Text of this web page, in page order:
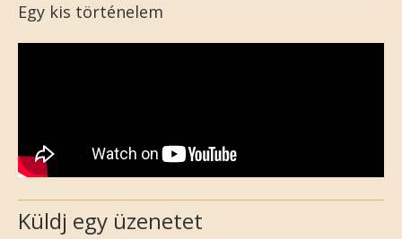
Egy kis történelem
Küldj egy üzenetet